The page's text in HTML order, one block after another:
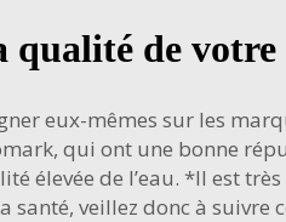
de
eux-mêmes sur les
qui ont une bonne
élevée de l’eau. *Il est
santé, veillez donc à suivre